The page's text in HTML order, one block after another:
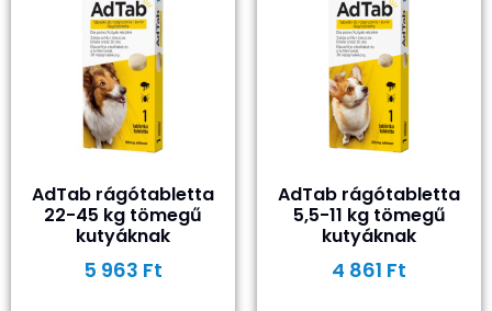
AdTab rágótabletta
22-45 kg tömegű
kutyáknak
5 963 Ft
AdTab rágótabletta
5,5-11 kg tömegű
kutyáknak
4 861 Ft